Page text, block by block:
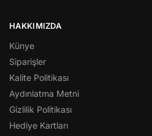
HAKKIMIZDA
Künye
Siparişler
Kalite Politikası
Aydınlatma Metni
Gizlilik Politikası
Hediye Kartları